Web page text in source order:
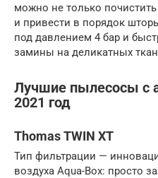
можно не только
и привести в порядок
под давлением 4 бар и
замины на деликатных
Лучшие пылесосы с
2021 год
Thomas TWIN XT
Тип фильтрации —
воздуха Aqua-Box: просто